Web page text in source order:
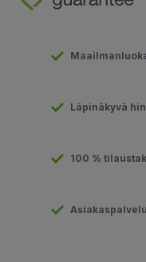
Läpinäkyvä
100 %